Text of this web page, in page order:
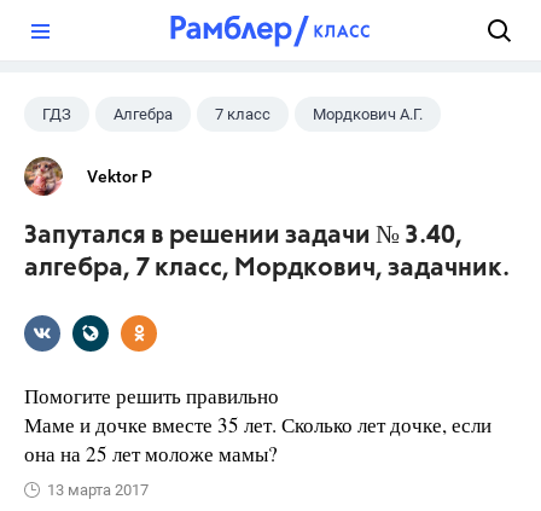
ГДЗ Алгебра 7 класс Мордкович А.Г.
Vektor P
Запутался в решении задачи № 3.40,
алгебра, 7 класс, Мордкович, задачник.
Помогите решить правильно
Маме и дочке вместе 35 лет. Сколько лет дочке, если
она на 25 лет моложе мамы?
13 марта 2017